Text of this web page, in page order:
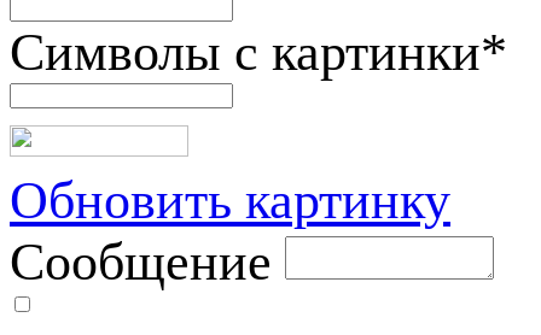
Символы с картинки*
Обновить картинку
Сообщение